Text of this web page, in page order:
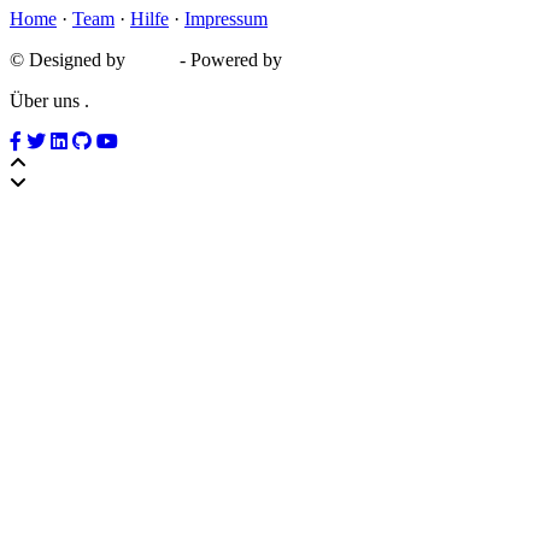
Home · Team · Hilfe · Impressum
© Designed by
- Powered by
Über uns .